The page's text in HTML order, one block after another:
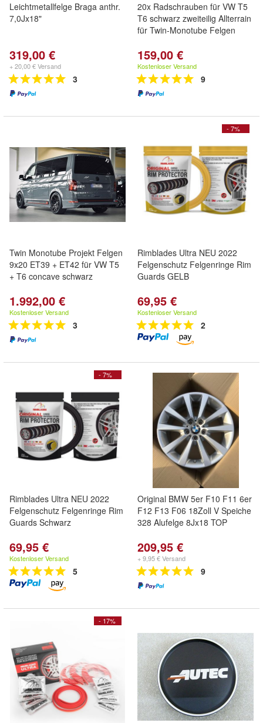
Leichtmetallfelge Braga anthr.
7,0Jx18"
319,00 €
+ 20,00 € Versand
3
20x Radschrauben für VW T5
T6 schwarz zweiteilig Allterrain
für Twin-Monotube Felgen
159,00 €
Kostenloser Versand
9
Twin Monotube Projekt Felgen
9x20 ET39 + ET42 für VW T5
+ T6 concave schwarz
1.992,00 €
Kostenloser Versand
3
- 7%
Rimblades Ultra NEU 2022
Felgenschutz Felgenringe Rim
Guards GELB
69,95 €
Kostenloser Versand
2
- 7%
Rimblades Ultra NEU 2022
Felgenschutz Felgenringe Rim
Guards Schwarz
69,95 €
Kostenloser Versand
5
Original BMW 5er F10 F11 6er
F12 F13 F06 18Zoll V Speiche
328 Alufelge 8Jx18 TOP
209,95 €
+ 9,95 € Versand
9
- 17%